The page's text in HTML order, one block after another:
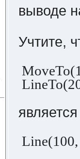
выводе
Учтите,